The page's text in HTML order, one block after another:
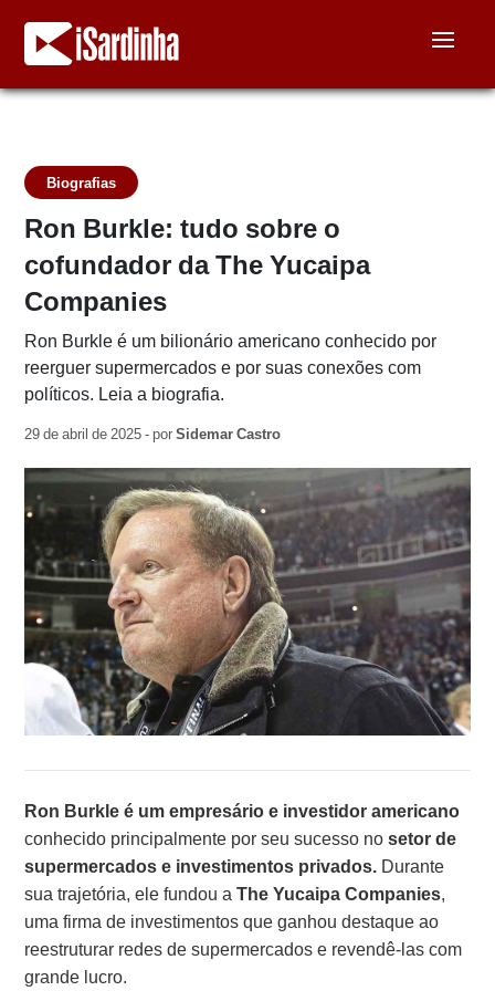
Biografias
Ron Burkle: tudo sobre o
cofundador da The Yucaipa
Companies
Ron Burkle é um bilionário americano conhecido por
reerguer supermercados e por suas conexões com
políticos. Leia a biografia.
29 de abril de 2025 - porSidemar Castro
Ron Burkle é um empresário e investidor americano
conhecido principalmente por seu sucesso nosetor de
supermercados e investimentos privados. Durante
sua trajetória, ele fundou aThe Yucaipa Companies,
uma firma de investimentos que ganhou destaque ao
reestruturar redes de supermercados e revendê-las com
grande lucro.